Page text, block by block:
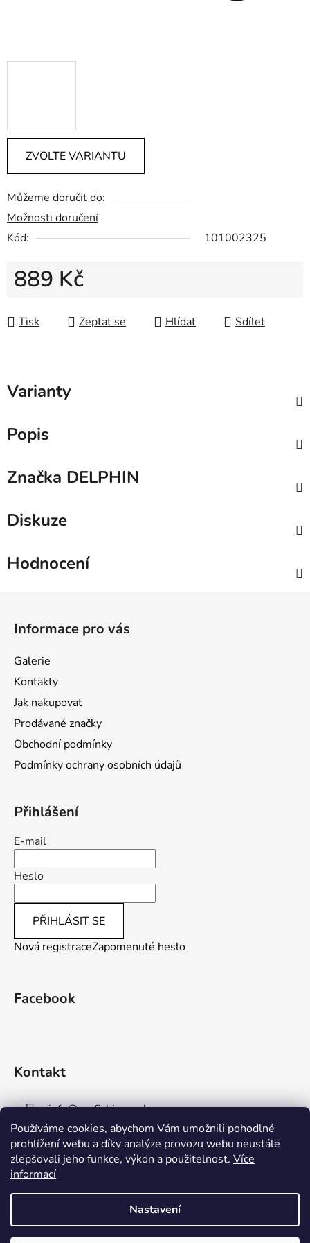
Používáme cookies, abychom Vám umožnili pohodlné
prohlížení webu a díky analýze provozu webu neustále
zlepšovali jeho funkce, výkon a použitelnost. Více
informací
Nastavení
ZVOLTE VARIANTU
Můžeme doručit do:
Možnosti doručení
Kód:
101002325
889 Kč
Tisk
Zeptat se Hlídat Sdílet
Varianty
Popis
Značka DELPHIN
Diskuze
Hodnocení
Informace pro vás
Galerie
Kontakty
Jak nakupovat
Prodávané značky
Obchodní podmínky
Podmínky ochrany osobních údajů
Přihlášení
E-mail
Heslo
PŘIHLÁSIT SE
Nová registraceZapomenuté heslo
Facebook
Kontakt
info@aaafishingpraha.cz
778 011 878